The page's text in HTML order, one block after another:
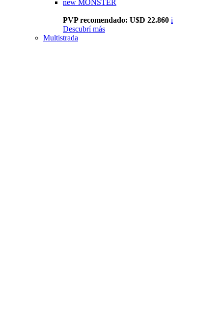
new MONSTER
PVP recomendado: U$D 22.860 i
Descubrí más
Multistrada